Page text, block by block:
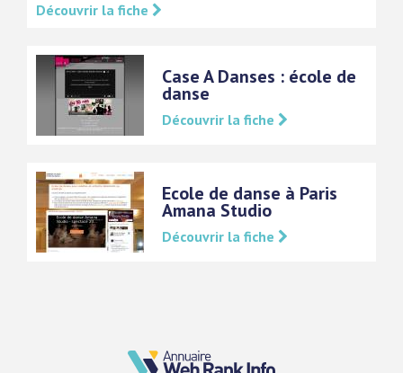
Découvrir la fiche
Case A Danses : école de
danse
Découvrir la fiche
Ecole de danse à Paris
Amana Studio
Découvrir la fiche